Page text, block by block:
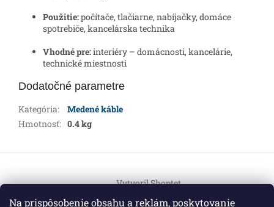
Na prispôsobenie obsahu a reklám, poskytovanie
Použitie:počítače, tlačiarne, nabíjačky, domáce
spotrebiče, kancelárska technika
Vhodné pre:interiéry – domácnosti, kancelárie,
technické miestnosti
Dodatočné parametre
Kategória:
Medené káble
Hmotnosť: 0.4 kg
p
Vytvoril Shoptet